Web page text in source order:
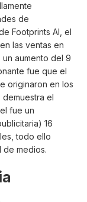
de
Footprints AI, el
las ventas en
aumento del 9
fue que el
originaron en los
el
fue un
16
todo ello
de medios.